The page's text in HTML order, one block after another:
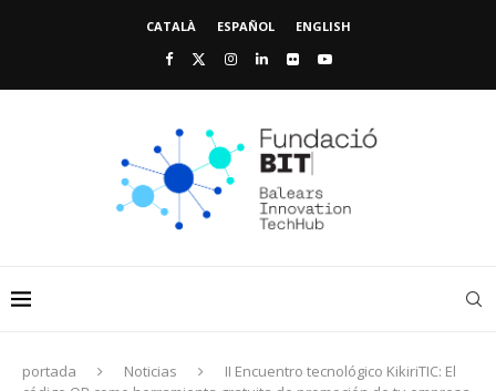
CATALÀ ESPAÑOL ENGLISH
portada Noticias
II Encuentro tecnológico KikiriTIC: El